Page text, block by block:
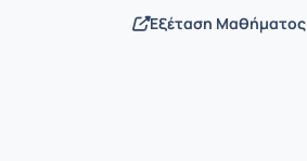
Εξέταση Μαθήματος